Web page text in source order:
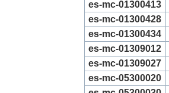
es-mc-01300413
es-mc-01300428
es-mc-01300434
es-mc-01309012
es-mc-01309027
es-mc-05300020